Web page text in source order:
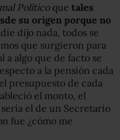
Políticoque tales
su origen porque no
dijo nada, todos se
que surgieron para
a algo que de facto se
a la pensión cada
presupuesto de cada
el monto, el
el de un Secretario
fue ¿cómo me